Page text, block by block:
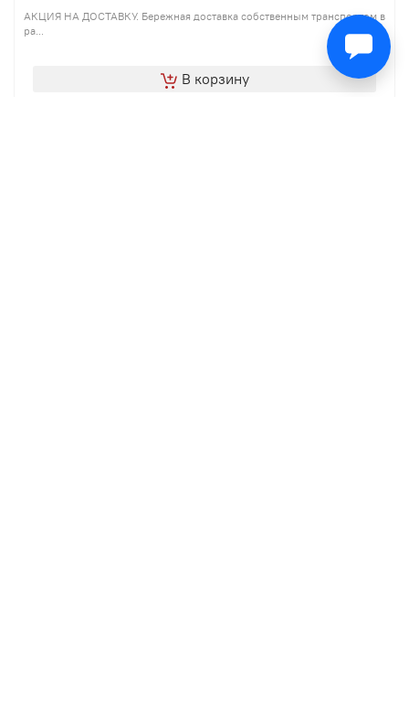
АКЦИЯ НА ДОСТАВКУ. Бережная доставка собственным транспортом в
ра...
В корзину